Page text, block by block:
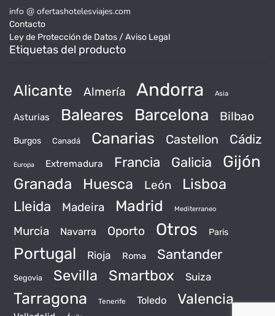
info @ ofertashotelesviajes.com
Contacto
Ley de Protección de Datos / Aviso Legal
Etiquetas del producto
Alicante Almería Andorra Asia
Asturias Baleares Barcelona Bilbao
Burgos Canadá Canarias Castellon Cádiz
Europa Extremadura Francia Galicia Gijón
Granada Huesca León Lisboa
Lleida Madeira Madrid Mediterraneo
Murcia Navarra Oporto Otros Paris
Portugal Rioja Roma Santander
Segovia Sevilla Smartbox Suiza
Tarragona Tenerife Toledo Valencia